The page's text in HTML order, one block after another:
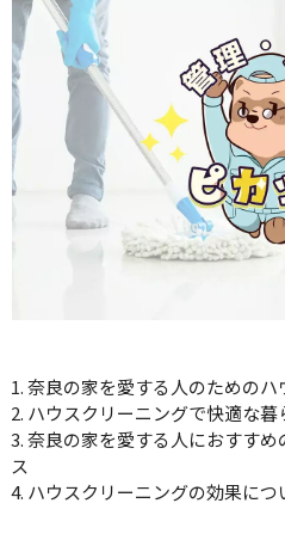
1. 奈良の家を愛する人のための
2. ハウスクリーニングで快適な
3. 奈良の家を愛する人におすす
ス
4. ハウスクリーニングの効果に